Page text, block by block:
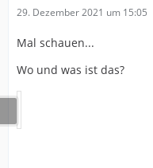
29. Dezember 2021 um 15:05
Mal schauen...
Wo und was ist das?